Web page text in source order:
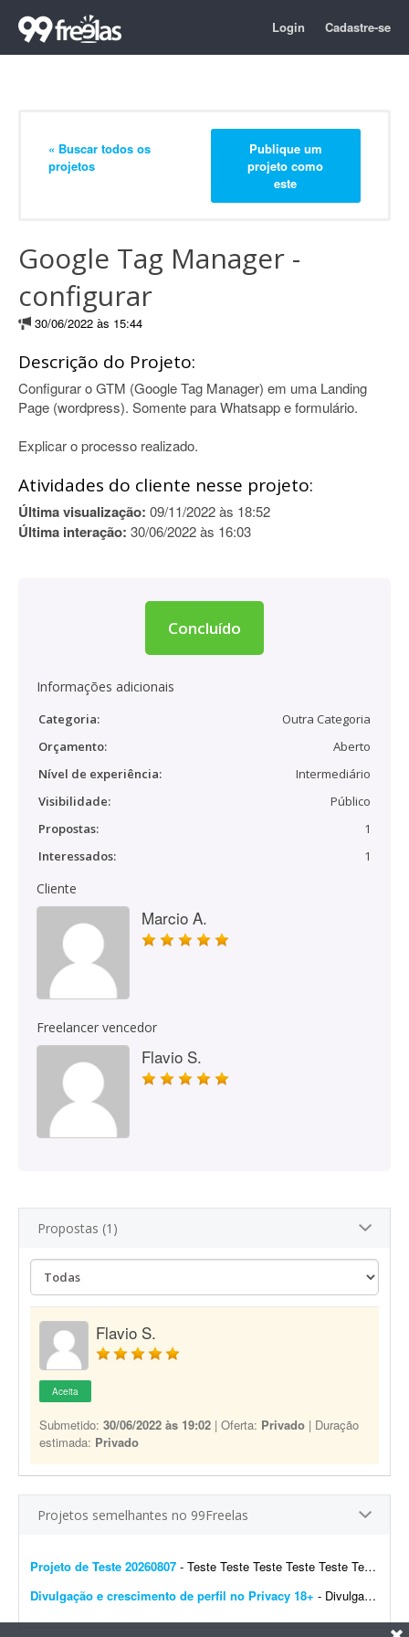
Login Cadastre-se
« Buscar todos os
projetos
Publique um
projeto como
este
Google Tag Manager -
configurar
30/06/2022 às 15:44
Descrição do Projeto:
Configurar o GTM (Google Tag Manager) em uma Landing
Page (wordpress). Somente para Whatsapp e formulário.
Explicar o processo realizado.
Atividades do cliente nesse projeto:
Última visualização: 09/11/2022 às 18:52
Última interação: 30/06/2022 às 16:03
Concluído
Informações adicionais
Categoria:
Outra Categoria
Orçamento:
Aberto
Nível de experiência:
Intermediário
Visibilidade:
Público
Propostas:
1
Interessados:
1
Cliente
Marcio A.
Freelancer vencedor
Flavio S.
Propostas (1)
Flavio S.
Aceita
Submetido: 30/06/2022 às 19:02 | Oferta: Privado | Duração
estimada: Privado
Projetos semelhantes no 99Freelas
Projeto de Teste 20260807 - Teste Teste Teste Teste Teste Teste Teste Teste Teste Teste Teste Teste Teste Teste Teste Teste Teste Teste Teste Teste
Divulgação e crescimento de perfil no Privacy 18+ - Divulgação do meu perfil no Privacy para público adulto (18+), com o objetivo de aumentar a base de assinantes e o engajamento. Busco estratégias de marketing, capta&cce...